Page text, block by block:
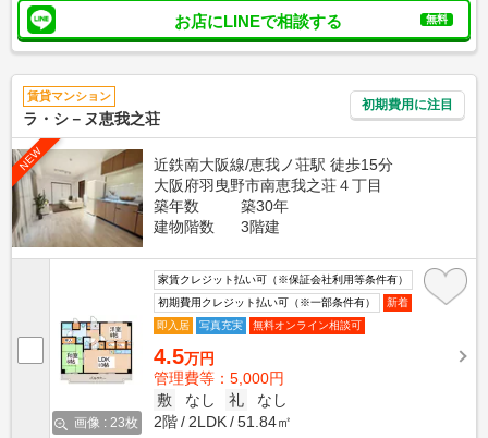
お店にLINEで相談する 無料
賃貸マンション
ラ・シ－ヌ恵我之荘
初期費用に注目
NEW
近鉄南大阪線/恵我ノ荘駅 徒歩15分
大阪府羽曳野市南恵我之荘４丁目
築年数
築30年
建物階数
3階建
画像 : 23枚
家賃クレジット払い可（※保証会社利用等条件有）
初期費用クレジット払い可（※一部条件有）
新着
即入居
写真充実 無料オンライン相談可
4.5万円
管理費等：5,000円
敷
なし 礼
なし
2階
2LDK 51.84㎡